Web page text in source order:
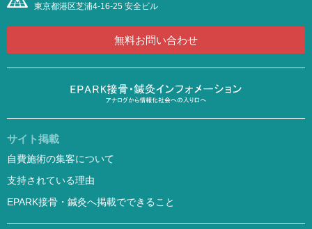
東京都港区芝浦4-16-25 安全ビル
無料お問い合わせ
サイト掲載
自費施術の集客について
支持されている理由
EPARK接骨・鍼灸へ掲載でできること